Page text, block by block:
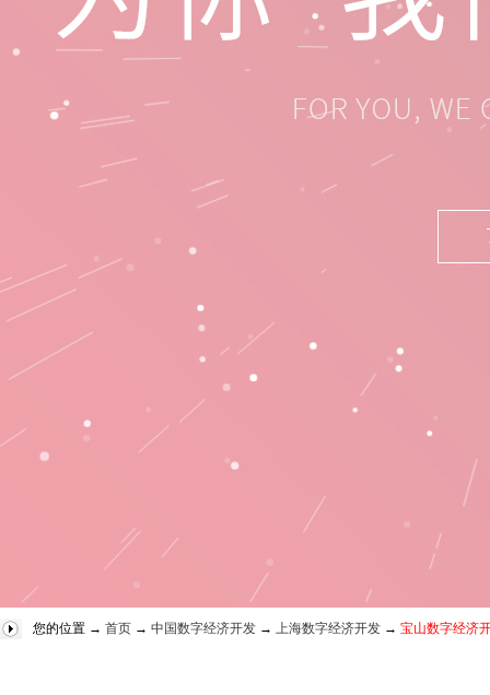
您的位置 → 首页 → 中国数字经济开发 → 上海数字经济开发 → 宝山数字经济